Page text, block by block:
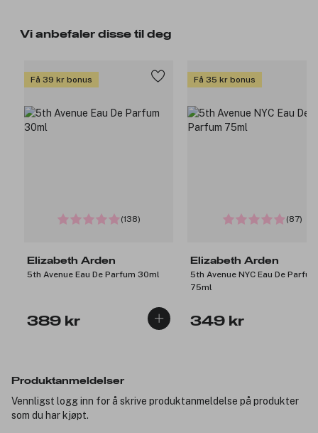
Vi anbefaler disse til deg
Få 39 kr bonus
(138)
Elizabeth Arden
5th Avenue Eau De Parfum 30ml
389 kr
Få 35 kr bonus
(87)
Elizabeth Arden
5th Avenue NYC Eau De Parfum
75ml
349 kr
Produktanmeldelser
Vennligst logg inn for å skrive produktanmeldelse på produkter
som du har kjøpt.